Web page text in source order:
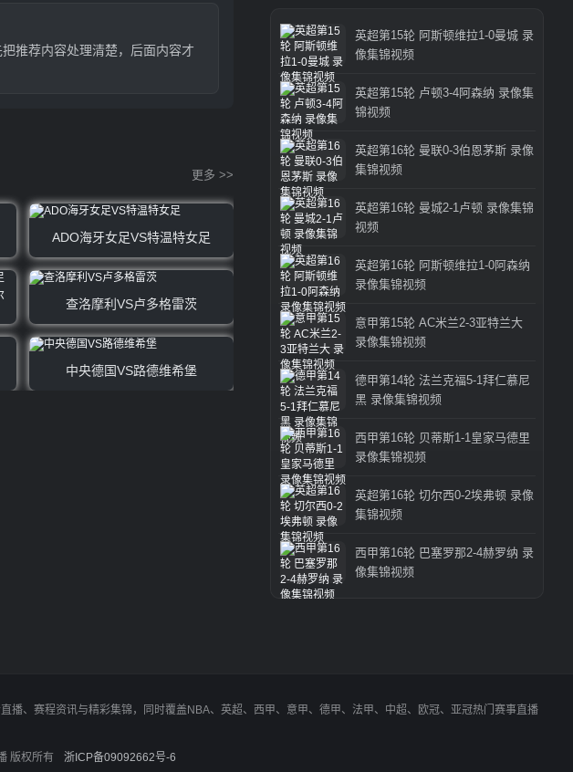
推荐内容处理清楚，后面内容才
更多 >>
ADO海牙女足VS特温特女足
查洛摩利VS卢多格雷茨
中央德国VS路德维希堡
英超第15轮 阿斯顿维拉1-0曼城 录
像集锦视频
英超第15轮 卢顿3-4阿森纳 录像集
锦视频
英超第16轮 曼联0-3伯恩茅斯 录像
集锦视频
英超第16轮 曼城2-1卢顿 录像集锦
视频
英超第16轮 阿斯顿维拉1-0阿森纳
录像集锦视频
意甲第15轮 AC米兰2-3亚特兰大
录像集锦视频
德甲第14轮 法兰克福5-1拜仁慕尼
黑 录像集锦视频
西甲第16轮 贝蒂斯1-1皇家马德里
录像集锦视频
英超第16轮 切尔西0-2埃弗顿 录像
集锦视频
西甲第16轮 巴塞罗那2-4赫罗纳 录
像集锦视频
、赛程资讯与精彩集锦，同时覆盖NBA、英超、西甲、意甲、德甲、法甲、中超、欧冠、亚冠热门赛事直播
版权所有
浙ICP备09092662号-6